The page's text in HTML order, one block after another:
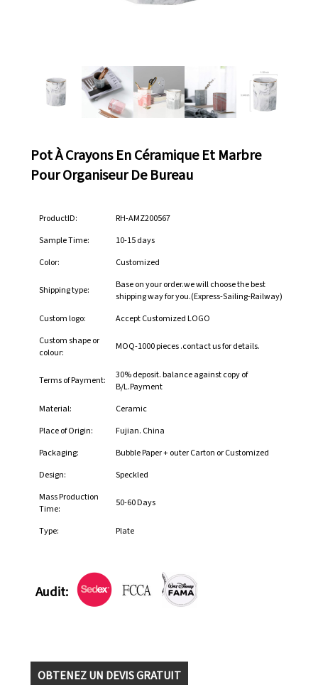
Pot À Crayons En Céramique Et Marbre
Pour Organiseur De Bureau
ProductID:
RH-AMZ200567
Sample Time:
10-15 days
Color:
Customized
Shipping type:
Base on your order.we will choose the best
shipping way for you.(Express-Sailing-Railway)
Custom logo:
Accept Customized LOGO
Custom shape or
colour:
MOQ-1000 pieces .contact us for details.
Terms of Payment:
30% deposit. balance against copy of
B/L.Payment
Material:
Ceramic
Place of Origin:
Fujian. China
Packaging:
Bubble Paper + outer Carton or Customized
Design:
Speckled
Mass Production
Time:
50-60 Days
Type: Plate
Audit:
OBTENEZ UN DEVIS GRATUIT